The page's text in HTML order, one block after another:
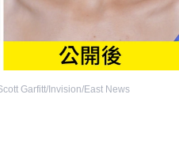
Garfitt/Invision/East News